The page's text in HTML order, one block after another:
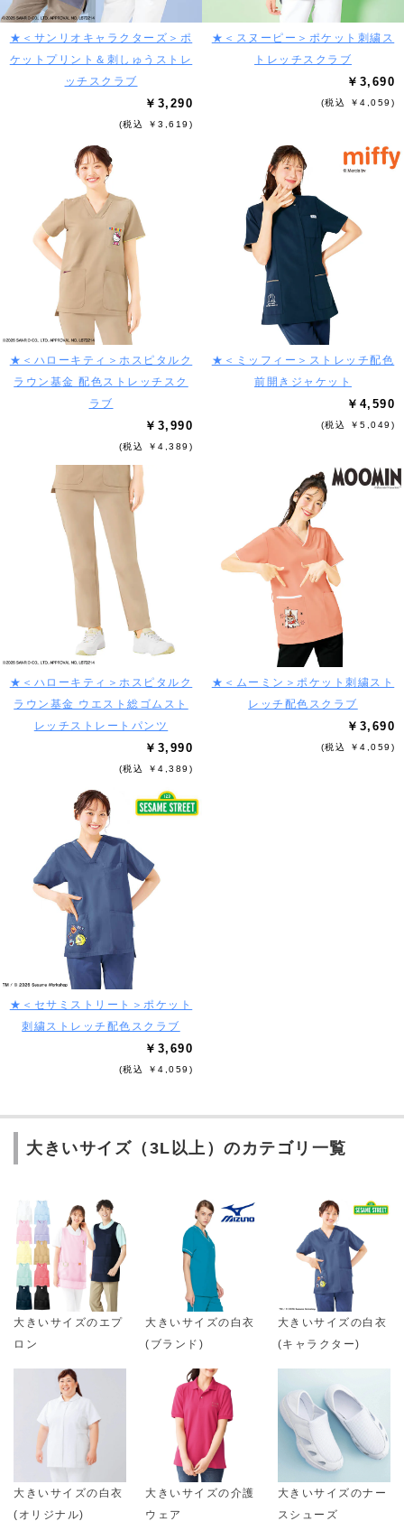
★＜サンリオキャラクターズ＞ポ
ケットプリント＆刺しゅうストレ
ッチスクラブ
￥3,290
(税込 ￥3,619)
★＜スヌーピー＞ポケット刺繍ス
トレッチスクラブ
￥3,690
(税込 ￥4,059)
★＜ハローキティ＞ホスピタルク
ラウン基金 配色ストレッチスク
ラブ
￥3,990
(税込 ￥4,389)
★＜ミッフィー＞ストレッチ配色
前開きジャケット
￥4,590
(税込 ￥5,049)
★＜ハローキティ＞ホスピタルク
ラウン基金 ウエスト総ゴムスト
レッチストレートパンツ
￥3,990
(税込 ￥4,389)
★＜ムーミン＞ポケット刺繍スト
レッチ配色スクラブ
￥3,690
(税込 ￥4,059)
★＜セサミストリート＞ポケット
刺繍ストレッチ配色スクラブ
￥3,690
(税込 ￥4,059)
大きいサイズ（3L以上）のカテゴリ一覧
大きいサイズのエプ
ロン
大きいサイズの白衣
(ブランド)
大きいサイズの白衣
(キャラクター)
大きいサイズの白衣
(オリジナル)
大きいサイズの介護
ウェア
大きいサイズのナー
スシューズ